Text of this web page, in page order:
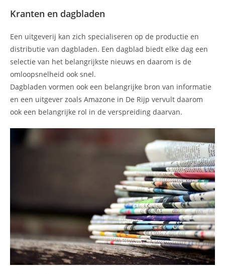
Kranten en dagbladen
Een uitgeverij kan zich specialiseren op de productie en
distributie van dagbladen. Een dagblad biedt elke dag een
selectie van het belangrijkste nieuws en daarom is de
omloopsnelheid ook snel.
Dagbladen vormen ook een belangrijke bron van informatie
en een uitgever zoals Amazone in De Rijp vervult daarom
ook een belangrijke rol in de verspreiding daarvan.